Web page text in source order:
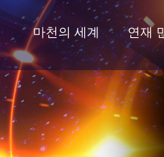
마천의 세계 연재